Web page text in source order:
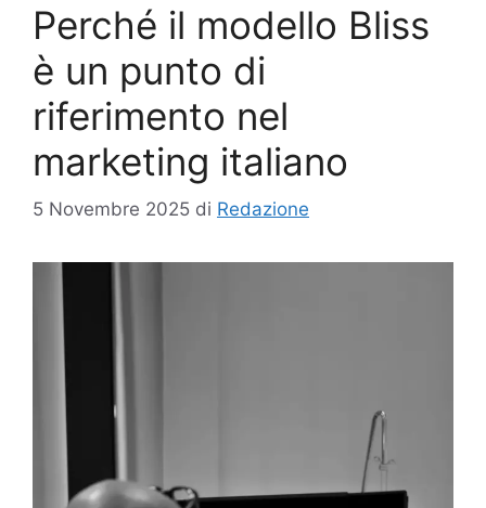
Perché il modello Bliss
è un punto di
riferimento nel
marketing italiano
5 Novembre 2025 di Redazione